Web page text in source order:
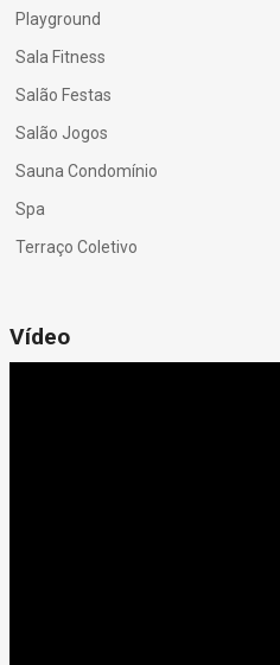
Playground
Sala Fitness
Salão Festas
Salão Jogos
Sauna Condomínio
Spa
Terraço Coletivo
Vídeo